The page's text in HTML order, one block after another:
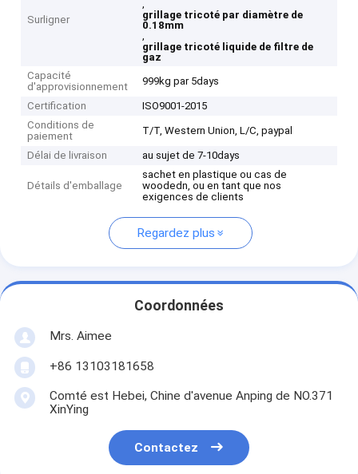
Surligner
,
grillage tricoté par diamètre de
0.18mm
,
grillage tricoté liquide de filtre de
gaz
Capacité
d'approvisionnement
999kg par 5days
Certification
ISO9001-2015
Conditions de
paiement
T/T, Western Union, L/C, paypal
Délai de livraison au sujet de 7-10days
Détails d'emballage
sachet en plastique ou cas de
woodedn, ou en tant que nos
exigences de clients
Regardez plus
Coordonnées
Mrs. Aimee
+86 13103181658
Comté est Hebei, Chine d'avenue Anping de NO.371
XinYing
Contactez